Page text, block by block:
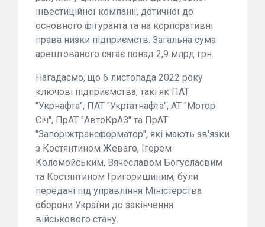
інвестиційної компанії, дотичної до
основного фігуранта та на корпоративні
права низки підприємств. Загальна сума
арештованого сягає понад 2,9 млрд грн.
Нагадаємо, що 6 листопада 2022 року
ключові підприємства, такі як ПАТ
"Укрнафта", ПАТ "Укртатнафта", АТ "Мотор
Січ", ПрАТ "АвтоКрАЗ" та ПрАТ
"Запоріжтрансформатор", які мають зв'язки
з Костянтином Жеваго, Ігорем
Коломойським, Вячеславом Богуслаєвим
та Костянтином Григоришиним, були
передані під управління Міністерства
оборони України до закінчення
військового стану.